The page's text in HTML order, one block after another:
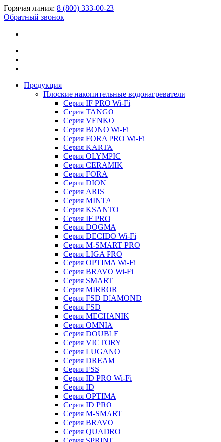
Горячая линия: 8 (800) 333-00-23
Обратный звонок
Продукция
Плоские накопительные водонагреватели
Серия IF PRO Wi-Fi
Серия TANGO
Серия VENKO
Серия BONO Wi-Fi
Серия FORA PRO Wi-Fi
Серия KARTA
Серия OLYMPIC
Серия CERAMIK
Серия FORA
Серия DION
Серия ARIS
Серия MINTA
Серия KSANTO
Серия IF PRO
Серия DOGMA
Серия DECIDO Wi-Fi
Серия M-SMART PRO
Серия LIGA PRO
Серия OPTIMA Wi-Fi
Серия BRAVO Wi-Fi
Серия SMART
Серия MIRROR
Серия FSD DIAMOND
Серия FSD
Серия MECHANIK
Серия OMNIA
Серия DOUBLE
Серия VICTORY
Серия LUGANO
Серия DREAM
Серия FSS
Серия ID PRO Wi-Fi
Серия ID
Серия OPTIMA
Серия ID PRO
Серия M-SMART
Серия BRAVO
Серия QUADRO
Серия SPRINT